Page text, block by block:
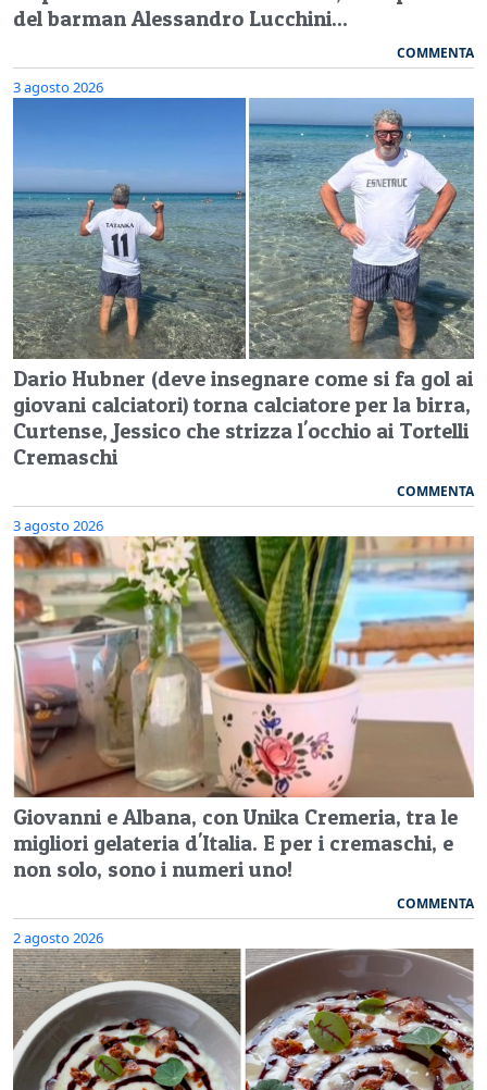
del barman Alessandro Lucchini...
COMMENTA
3 agosto 2026
Dario Hubner (deve insegnare come si fa gol ai
giovani calciatori) torna calciatore per la birra,
Curtense, Jessico che strizza l'occhio ai Tortelli
Cremaschi
COMMENTA
3 agosto 2026
Giovanni e Albana, con Unika Cremeria, tra le
migliori gelateria d'Italia. E per i cremaschi, e
non solo, sono i numeri uno!
COMMENTA
2 agosto 2026